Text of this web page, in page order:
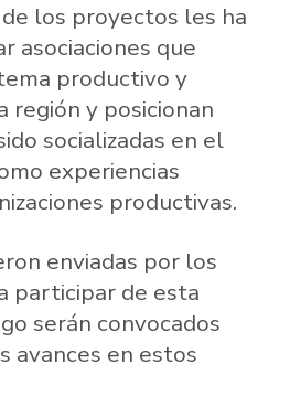
los proyectos les ha
asociaciones que
productivo y
región y posicionan
socializadas en el
experiencias
productivas.
enviadas por los
participar de esta
serán convocados
avances en estos